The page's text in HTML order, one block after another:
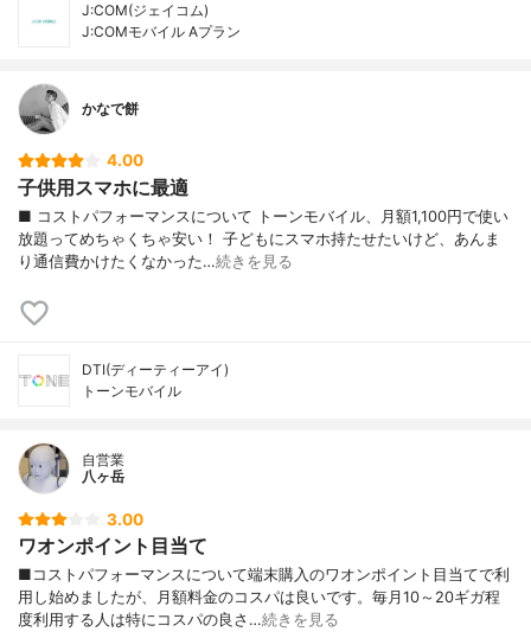
J:COM(ジェイコム)
J:COMモバイル Aプラン
かなで餅
4.00
子供用スマホに最適
■ コストパフォーマンスについて トーンモバイル、月額1,100円で使い
放題ってめちゃくちゃ安い！ 子どもにスマホ持たせたいけど、あんま
り通信費かけたくなかった…続きを見る
DTI(ディーティーアイ)
トーンモバイル
自営業
八ヶ岳
3.00
ワオンポイント目当て
■コストパフォーマンスについて端末購入のワオンポイント目当てで利
用し始めましたが、月額料金のコスパは良いです。毎月10～20ギガ程
度利用する人は特にコスパの良さ…続きを見る